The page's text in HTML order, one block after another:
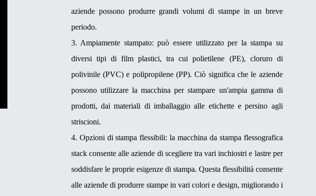
aziende possono produrre grandi volumi di stampe in un breve
periodo.
3. Ampiamente stampato: può essere utilizzato per la stampa su
diversi tipi di film plastici, tra cui polietilene (PE), cloruro di
polivinile (PVC) e polipropilene (PP). Ciò significa che le aziende
possono utilizzare la macchina per stampare un'ampia gamma di
prodotti, dai materiali di imballaggio alle etichette e persino agli
striscioni.
4. Opzioni di stampa flessibili: la macchina da stampa flessografica
stack consente alle aziende di scegliere tra vari inchiostri e lastre per
soddisfare le proprie esigenze di stampa. Questa flessibilità consente
alle aziende di produrre stampe in vari colori e design, migliorando i